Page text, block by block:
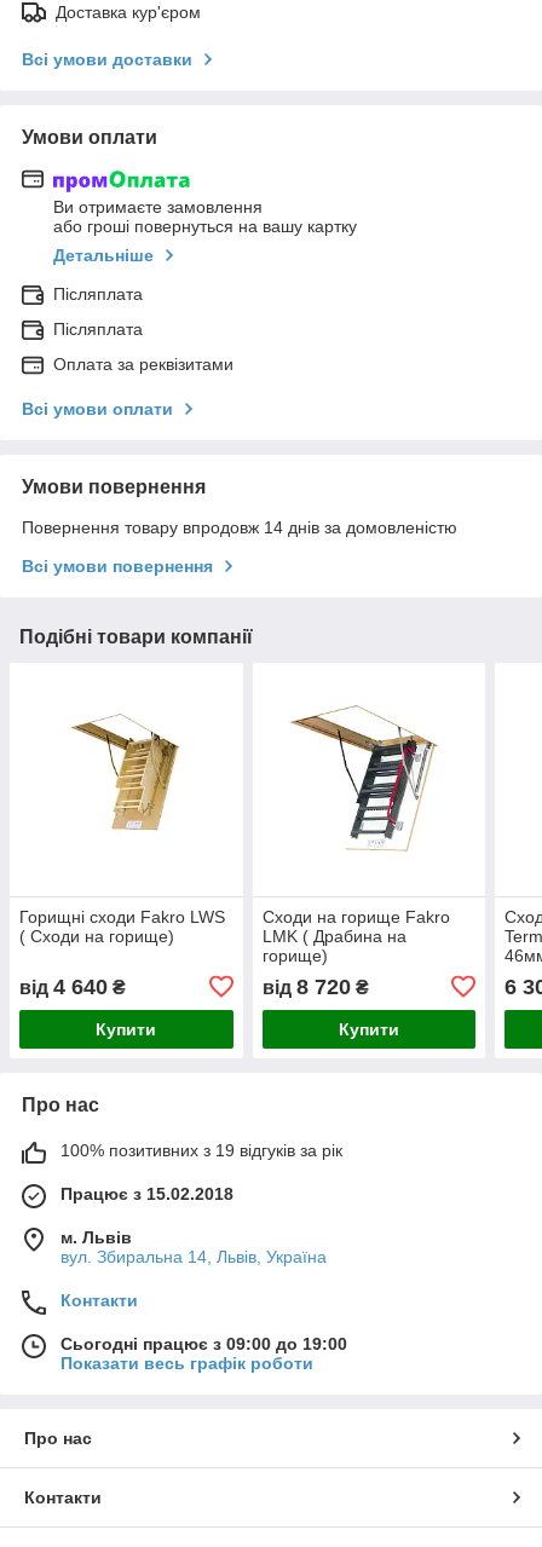
Доставка кур'єром
Всі умови доставки
Умови оплати
Ви отримаєте замовлення
або гроші повернуться на вашу картку
Детальніше
Післяплата
Післяплата
Оплата за реквізитами
Всі умови оплати
Умови повернення
Повернення товару впродовж 14 днів за домовленістю
Всі умови повернення
Подібні товари компанії
Горищні сходи Fakro LWS
( Сходи на горище)
від 4 640 ₴
Купити
Сходи на горище Fakro
LMK ( Драбина на
горище)
від 8 720₴
Купити
6
Про нас
100% позитивних з 19 відгуків за рік
Працює з 15.02.2018
м. Львів
вул. Збиральна 14, Львів, Україна
Контакти
Сьогодні працює з 09:00 до 19:00
Показати весь графік роботи
Про нас
Контакти